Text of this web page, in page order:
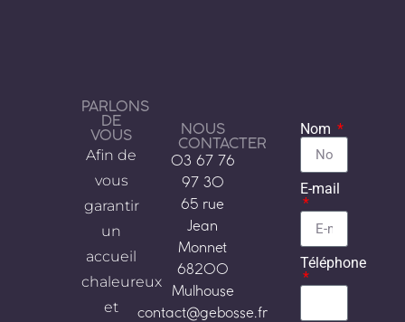
PARLONS
DE
VOUS
Afin de
vous
garantir
un
accueil
chaleureux
et
NOUS
CONTACTER
03 67 76
97 30
65 rue
Jean
Monnet
68200
Mulhouse
contact@gebosse.fr
Nom
E-mail
Téléphone